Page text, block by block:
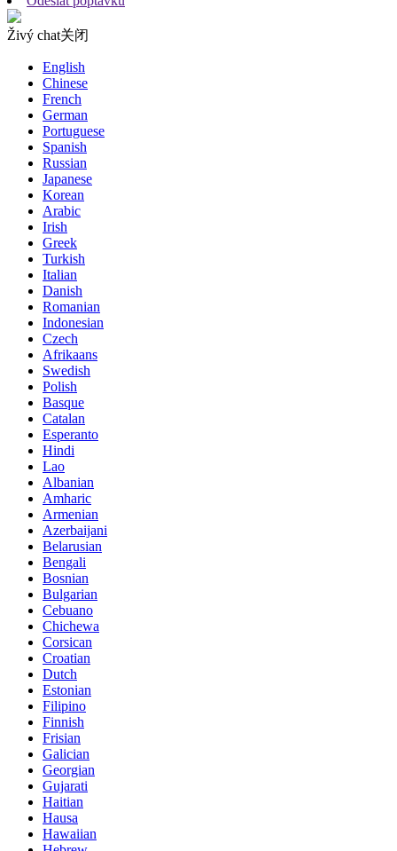
Živý chat关闭
English
Chinese
French
German
Portuguese
Spanish
Russian
Japanese
Korean
Arabic
Irish
Greek
Turkish
Italian
Danish
Romanian
Indonesian
Czech
Afrikaans
Swedish
Polish
Basque
Catalan
Esperanto
Hindi
Lao
Albanian
Amharic
Armenian
Azerbaijani
Belarusian
Bengali
Bosnian
Bulgarian
Cebuano
Chichewa
Corsican
Croatian
Dutch
Estonian
Filipino
Finnish
Frisian
Galician
Georgian
Gujarati
Haitian
Hausa
Hawaiian